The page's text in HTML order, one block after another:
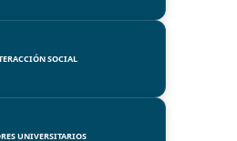
SOCIAL
UNIVERSITARIOS